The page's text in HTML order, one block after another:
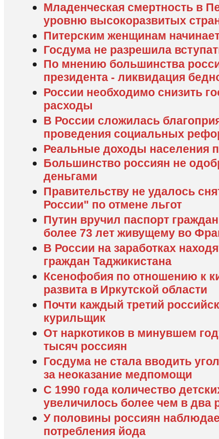
Младенческая смертность в
уровню высокоразвитых
Питерским женщинам
Госдума не разрешила
По мнению большинства
президента - ликвидация
России необходимо снизить
расходы
В России сложилась
проведения социальных
Реальные доходы населения
Большинство россиян не
деньгами
Правительству не удалось
России" по отмене льгот
Путин вручил паспорт
более 73 лет живущему во
В России на заработках
граждан Таджикистана
Ксенофобия по отношению к
развита в Иркутской области
Почти каждый третий
курильщик
От наркотиков в минувшем
тысяч россиян
Госдума не стала вводить
за неоказание медпомощи
С 1990 года количество
увеличилось более чем в два
У половины россиян
потребления йода